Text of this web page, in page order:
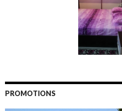
PROMOTIONS